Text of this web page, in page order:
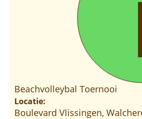
Beachvolleybal Toernooi
Locatie:
Boulevard Vlissingen,